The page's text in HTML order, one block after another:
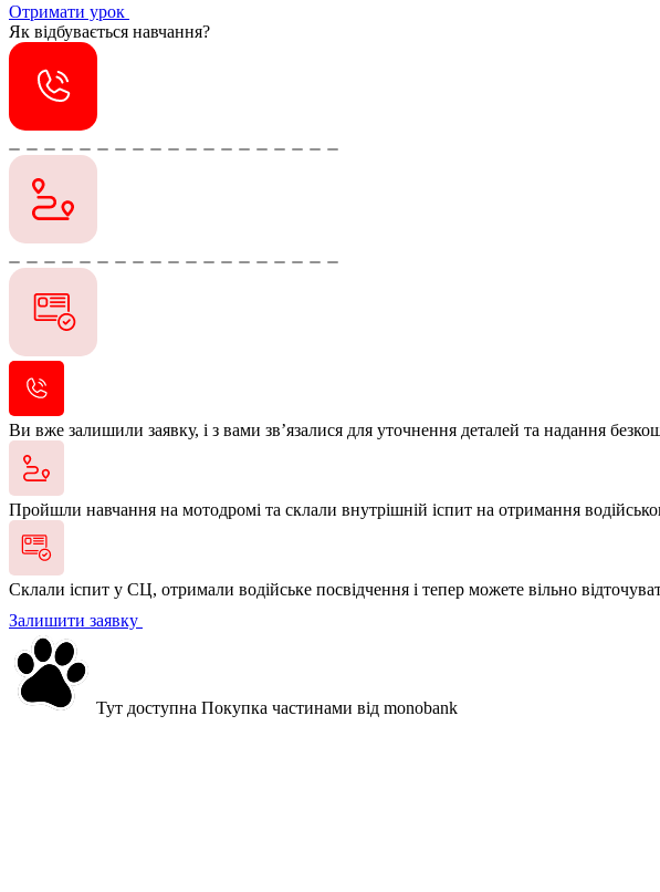
Отримати урок
Як відбувається навчання?
Ви вже залишили заявку, і з вами зв’язалися для уточнення деталей та надання
Пройшли навчання на мотодромі та склали внутрішній іспит на отримання
Склали іспит у СЦ, отримали водійське посвідчення і тепер можете вільно
Залишити заявку
Тут доступна Покупка частинами від monobank